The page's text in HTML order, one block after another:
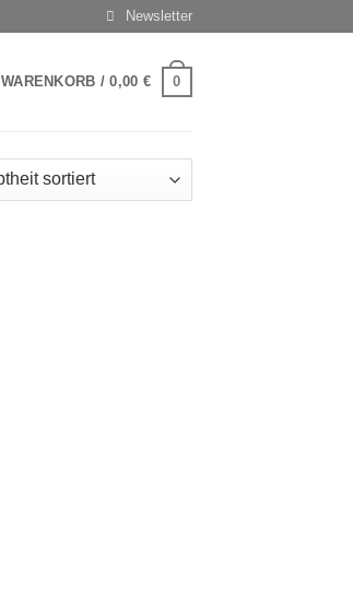
Newsletter
WARENKORB /0,00 € 0